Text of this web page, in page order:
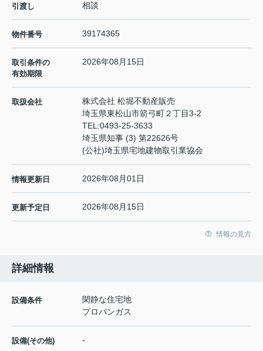
引渡し 相談
物件番号 39174365
取引条件の
有効期限
2026年08月15日
取扱会社
株式会社 松堀不動産販売
埼玉県東松山市箭弓町２丁目3-2
TEL:0493-25-3633
埼玉県知事 (3) 第22626号
(公社)埼玉県宅地建物取引業協会
情報更新日 2026年08月01日
更新予定日 2026年08月15日
情報の見方
詳細情報
設備条件
閑静な住宅地
プロパンガス
設備(その他) -